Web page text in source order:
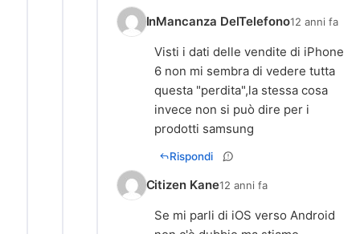
InMancanza DelTelefono12 anni fa
Visti i dati delle vendite di iPhone
6 non mi sembra di vedere tutta
questa "perdita",la stessa cosa
invece non si può dire per i
prodotti samsung
Rispondi
Citizen Kane12 anni fa
Se mi parli di iOS verso Android